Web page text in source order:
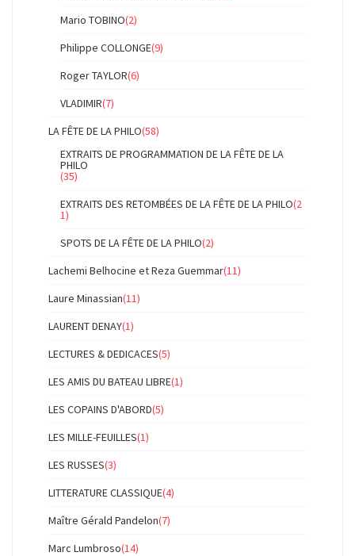
Mario TOBINO(2)
Philippe COLLONGE(9)
Roger TAYLOR(6)
VLADIMIR(7)
LA FÊTE DE LA PHILO(58)
EXTRAITS DE PROGRAMMATION DE LA FÊTE DE LA
PHILO
(35)
EXTRAITS DES RETOMBÉES DE LA FÊTE DE LA PHILO(2
1)
SPOTS DE LA FÊTE DE LA PHILO(2)
Lachemi Belhocine et Reza Guemmar(11)
Laure Minassian(11)
LAURENT DENAY(1)
LECTURES & DEDICACES(5)
LES AMIS DU BATEAU LIBRE(1)
LES COPAINS D'ABORD(5)
LES MILLE-FEUILLES(1)
LES RUSSES(3)
LITTERATURE CLASSIQUE(4)
Maître Gérald Pandelon(7)
Marc Lumbroso(14)